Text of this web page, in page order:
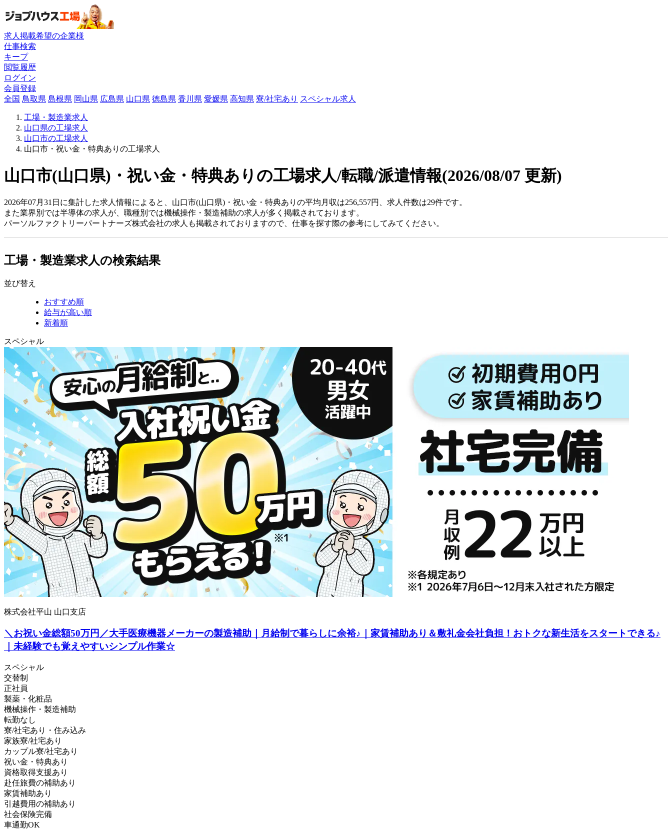
求人掲載希望の企業様
仕事検索
キープ
閲覧履歴
ログイン
会員登録
全国 鳥取県 島根県 岡山県 広島県 山口県 徳島県 香川県 愛媛県 高知県 寮/社宅あり スペシャル求人
工場・製造業求人
山口県の工場求人
山口市の工場求人
山口市・祝い金・特典ありの工場求人
山口市(山口県)・祝い金・特典ありの工場求人/転職/派遣情報(2026/08/07 更新)
2026年07月31日に集計した求人情報によると、山口市(山口県)・祝い金・特典ありの平均月収は256,557円、求人件数は29件です。
また業界別では半導体の求人が、職種別では機械操作・製造補助の求人が多く掲載されております。
パーソルファクトリーパートナーズ株式会社の求人も掲載されておりますので、仕事を探す際の参考にしてみてください。
工場・製造業求人の検索結果
並び替え
おすすめ順
給与が高い順
新着順
スペシャル
株式会社平山 山口支店
＼お祝い金総額50万円／大手医療機器メーカーの製造補助｜月給制で暮らしに余裕♪｜家賃補助あり＆敷礼金会社負担！おトクな新生活をスタートできる♪
｜未経験でも覚えやすいシンプル作業☆
スペシャル
交替制
正社員
製薬・化粧品
機械操作・製造補助
転勤なし
寮/社宅あり・住み込み
家族寮/社宅あり
カップル寮/社宅あり
祝い金・特典あり
資格取得支援あり
赴任旅費の補助あり
家賃補助あり
引越費用の補助あり
社会保険完備
車通勤OK